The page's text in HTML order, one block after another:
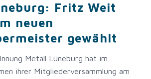
Fritz Weit
neuen
gewählt
Metall Lüneburg hat im
ihrer Mitgliederversammlung am